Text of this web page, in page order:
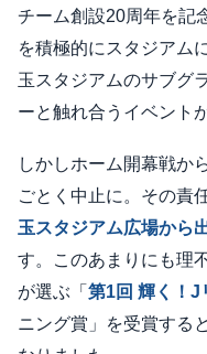
チーム創設20周年を記
を積極的にスタジアム
玉スタジアムのサブグ
ーと触れ合うイベント
しかしホーム開幕戦か
ごとく中止に。その責
玉スタジアム広場から
す。このあまりにも理
が選ぶ「 第1回 輝く！J
ニング賞」を受賞する